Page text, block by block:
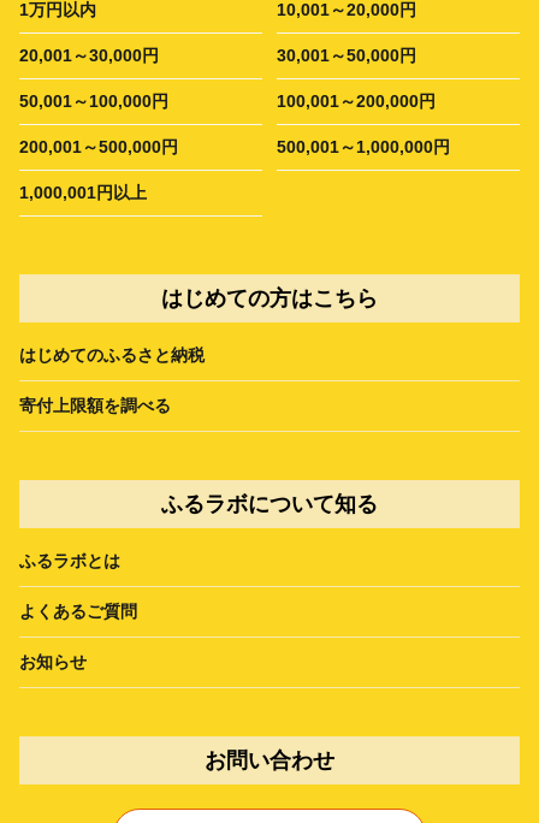
1万円以内 10,001～20,000円
20,001～30,000円 30,001～50,000円
50,001～100,000円 100,001～200,000円
200,001～500,000円 500,001～1,000,000円
1,000,001円以上
はじめての方はこちら
はじめてのふるさと納税
寄付上限額を調べる
ふるラボについて知る
ふるラボとは
よくあるご質問
お知らせ
お問い合わせ